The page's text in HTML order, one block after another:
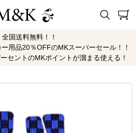
国送料無料！！
用品20％OFFのMKスーパーセール！！
セントのMKポイントが溜まる使える！